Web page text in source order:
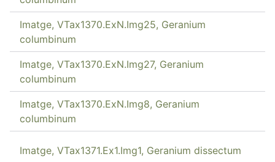
Imatge, VTax1370.ExN.Img25, Geranium
columbinum
Imatge, VTax1370.ExN.Img27, Geranium
columbinum
Imatge, VTax1370.ExN.Img8, Geranium
columbinum
Imatge, VTax1371.Ex1.Img1, Geranium dissectum